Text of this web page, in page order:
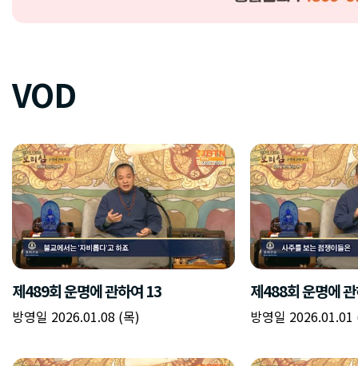
VOD
제489회 운명에 관하여 13
방영일 2026.01.08 (목)
제488회 운명에
방영일 2026.01.01